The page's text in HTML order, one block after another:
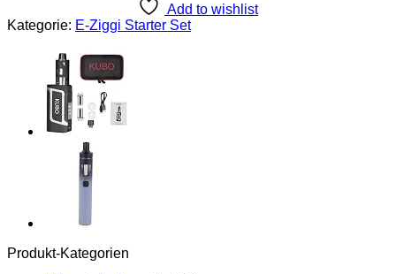
50W
Vape
Starter
Set,
1500mAh
Vape
Akku,
Vernebler
Add to wishlist
Kategorie: E-Ziggi Starter Set
Produkt-Kategorien